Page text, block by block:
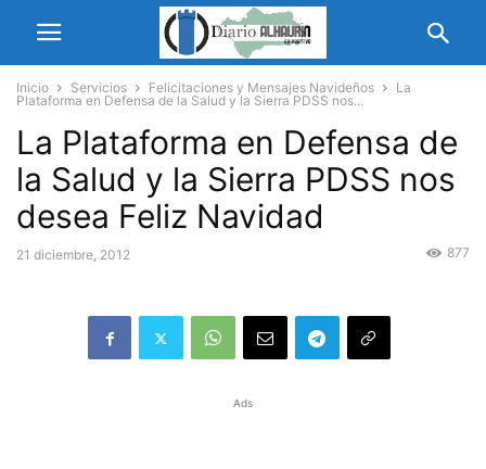
Inicio Servicios Felicitaciones y Mensajes Navideños
La
Plataforma en Defensa de la Salud y la Sierra PDSS nos...
La Plataforma en Defensa de
la Salud y la Sierra PDSS nos
desea Feliz Navidad
21 diciembre, 2012 877
Ads